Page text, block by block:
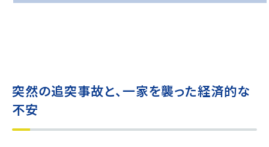
突然の追突事故と、一家を襲った経済的な
不安